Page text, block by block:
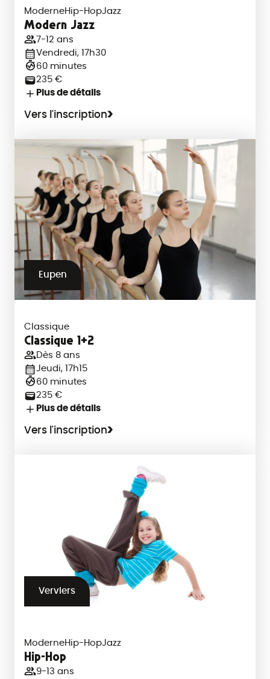
ModerneHip-HopJazz
Modern Jazz
7-12 ans
Vendredi, 17h30
60 minutes
235 €
Plus de détails
Vers l'inscription
Eupen
Classique
Classique 1+2
Dès 8 ans
Jeudi, 17h15
60 minutes
235 €
Plus de détails
Vers l'inscription
Verviers
ModerneHip-HopJazz
Hip-Hop
9-13 ans